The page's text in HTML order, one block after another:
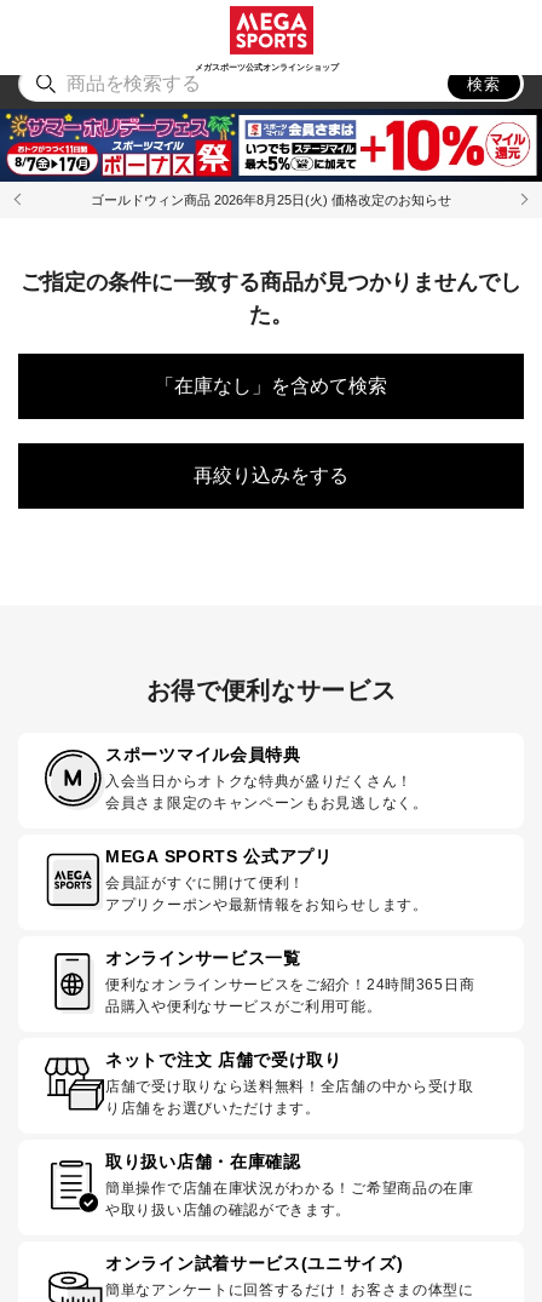
メガスポーツ公式オンラインショップ
アウトドア
検索
ゴールドウィン商品 2026年8月25日(火) 価格改定のお知らせ
ご指定の条件に一致する商品が見つかりませんでし
た。
「在庫なし」を含めて検索
再絞り込みをする
お得で便利なサービス
スポーツマイル会員特典
入会当日からオトクな特典が盛りだくさん！
会員さま限定のキャンペーンもお見逃しなく。
MEGA SPORTS 公式アプリ
会員証がすぐに開けて便利！
アプリクーポンや最新情報をお知らせします。
オンラインサービス一覧
便利なオンラインサービスをご紹介！24時間365日商
品購入や便利なサービスがご利用可能。
ネットで注文 店舗で受け取り
店舗で受け取りなら送料無料！全店舗の中から受け取
り店舗をお選びいただけます。
取り扱い店舗・在庫確認
簡単操作で店舗在庫状況がわかる！ご希望商品の在庫
や取り扱い店舗の確認ができます。
オンライン試着サービス(ユニサイズ)
簡単なアンケートに回答するだけ！お客さまの体型に